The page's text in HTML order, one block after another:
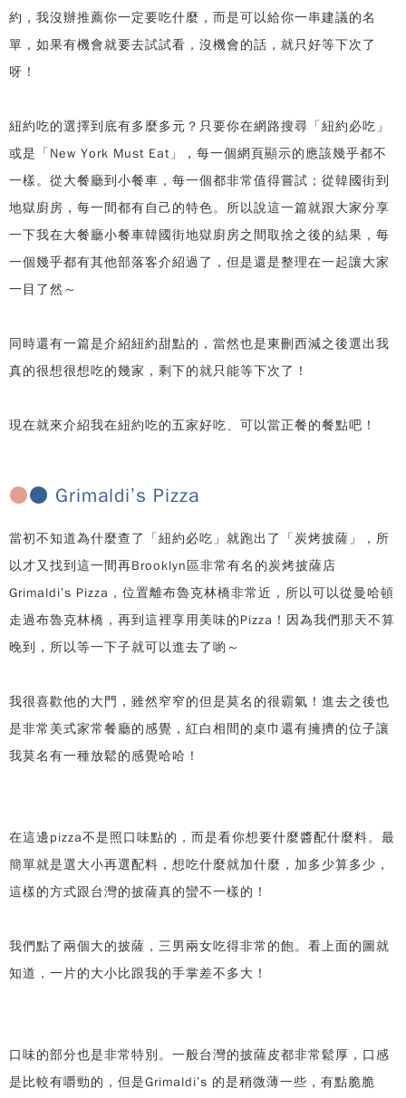
約，我沒辦推薦你一定要吃什麼，而是可以給你一串建議的名
單，如果有機會就要去試試看，沒機會的話，就只好等下次了
呀！
紐約吃的選擇到底有多麼多元？只要你在網路搜尋「紐約必吃」
或是「New York Must Eat」，每一個網頁顯示的應該幾乎都不
一樣。從大餐廳到小餐車，每一個都非常值得嘗試；從韓國街到
地獄廚房，每一間都有自己的特色。所以說這一篇就跟大家分享
一下我在大餐廳小餐車韓國街地獄廚房之間取捨之後的結果，每
一個幾乎都有其他部落客介紹過了，但是還是整理在一起讓大家
一目了然～
同時還有一篇是介紹紐約甜點的，當然也是東刪西減之後選出我
真的很想很想吃的幾家，剩下的就只能等下次了！
現在就來介紹我在紐約吃的五家好吃、可以當正餐的餐點吧！
●● Grimaldi’s Pizza
當初不知道為什麼查了「紐約必吃」就跑出了「炭烤披薩」，所
以才又找到這一間再Brooklyn區非常有名的炭烤披薩店
Grimaldi’s Pizza，位置離布魯克林橋非常近，所以可以從曼哈頓
走過布魯克林橋，再到這裡享用美味的Pizza！因為我們那天不算
晚到，所以等一下子就可以進去了喲～
我很喜歡他的大門，雖然窄窄的但是莫名的很霸氣！進去之後也
是非常美式家常餐廳的感覺，紅白相間的桌巾還有擁擠的位子讓
我莫名有一種放鬆的感覺哈哈！
在這邊pizza不是照口味點的，而是看你想要什麼醬配什麼料。最
簡單就是選大小再選配料，想吃什麼就加什麼，加多少算多少，
這樣的方式跟台灣的披薩真的蠻不一樣的！
我們點了兩個大的披薩，三男兩女吃得非常的飽。看上面的圖就
知道，一片的大小比跟我的手掌差不多大！
口味的部分也是非常特別。一般台灣的披薩皮都非常鬆厚，口感
是比較有嚼勁的，但是Grimaldi’s 的是稍微薄一些，有點脆脆